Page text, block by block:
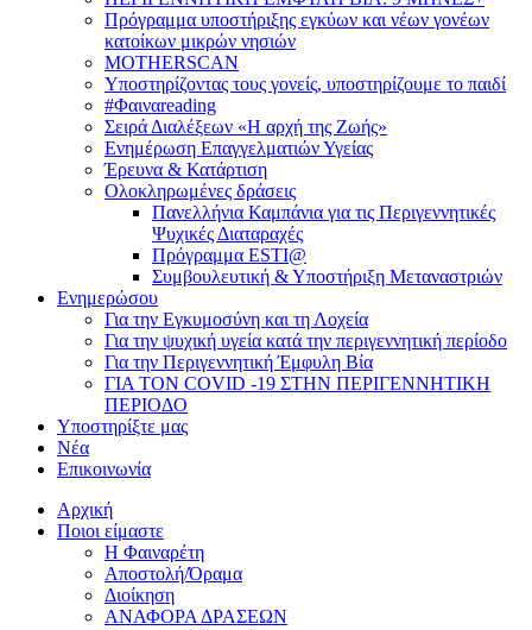
Πρόγραμμα υποστήριξης εγκύων και νέων γονέων
κατοίκων μικρών νησιών
MOTHERSCAN
Υποστηρίζοντας τους γονείς, υποστηρίζουμε το παιδί
#Φαιναreading
Σειρά Διαλέξεων «Η αρχή της Ζωής»
Ενημέρωση Επαγγελματιών Υγείας
Έρευνα & Κατάρτιση
Ολοκληρωμένες δράσεις
Πανελλήνια Καμπάνια για τις Περιγεννητικές
Ψυχικές Διαταραχές
Πρόγραμμα ESTI@
Συμβουλευτική & Υποστήριξη Μεταναστριών
Ενημερώσου
Για την Εγκυμοσύνη και τη Λοχεία
Για την ψυχική υγεία κατά την περιγεννητική περίοδο
Για την Περιγεννητική Έμφυλη Βία
ΓΙΑ ΤΟΝ COVID -19 ΣΤΗΝ ΠΕΡΙΓΕΝΝΗΤΙΚΗ
ΠΕΡΙΟΔΟ
Υποστηρίξτε μας
Νέα
Επικοινωνία
Αρχική
Ποιοι είμαστε
Η Φαιναρέτη
Αποστολή/Όραμα
Διοίκηση
ΑΝΑΦΟΡΑ ΔΡΑΣΕΩΝ